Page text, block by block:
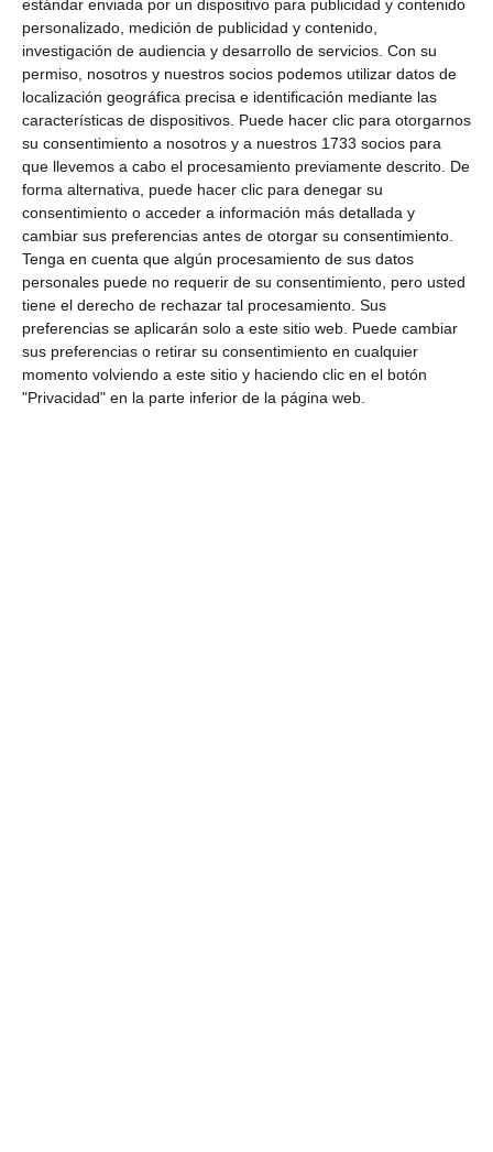
estándar enviada por un dispositivo para publicidad y contenido
personalizado, medición de publicidad y contenido,
investigación de audiencia y desarrollo de servicios. Con su
permiso, nosotros y nuestros socios podemos utilizar datos de
localización geográfica precisa e identificación mediante las
características de dispositivos. Puede hacer clic para otorgarnos
su consentimiento a nosotros y a nuestros 1733 socios para
que llevemos a cabo el procesamiento previamente descrito. De
forma alternativa, puede hacer clic para denegar su
consentimiento o acceder a información más detallada y
cambiar sus preferencias antes de otorgar su consentimiento.
Tenga en cuenta que algún procesamiento de sus datos
personales puede no requerir de su consentimiento, pero usted
tiene el derecho de rechazar tal procesamiento. Sus
preferencias se aplicarán solo a este sitio web. Puede cambiar
sus preferencias o retirar su consentimiento en cualquier
momento volviendo a este sitio y haciendo clic en el botón
"Privacidad" en la parte inferior de la página web.